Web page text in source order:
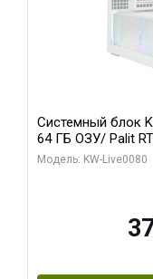
Системный блок
64 ГБ ОЗУ/ Palit
256bit 3xDP H/ 960
Модель: KW-Live0080